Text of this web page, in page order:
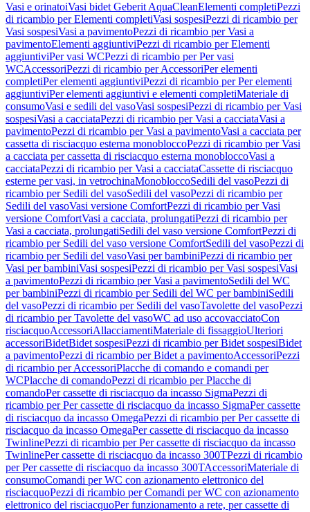
Vasi e orinatoiVasi bidet Geberit AquaCleanElementi completiPezzi
di ricambio per Elementi completiVasi sospesiPezzi di ricambio per
Vasi sospesiVasi a pavimentoPezzi di ricambio per Vasi a
pavimentoElementi aggiuntiviPezzi di ricambio per Elementi
aggiuntiviPer vasi WCPezzi di ricambio per Per vasi
WCAccessoriPezzi di ricambio per AccessoriPer elementi
completiPer elementi aggiuntiviPezzi di ricambio per Per elementi
aggiuntiviPer elementi aggiuntivi e elementi completiMateriale di
consumoVasi e sedili del vasoVasi sospesiPezzi di ricambio per Vasi
sospesiVasi a cacciataPezzi di ricambio per Vasi a cacciataVasi a
pavimentoPezzi di ricambio per Vasi a pavimentoVasi a cacciata per
cassetta di risciacquo esterna monobloccoPezzi di ricambio per Vasi
a cacciata per cassetta di risciacquo esterna monobloccoVasi a
cacciataPezzi di ricambio per Vasi a cacciataCassette di risciacquo
esterne per vasi, in vetrochinaMonobloccoSedili del vasoPezzi di
ricambio per Sedili del vasoSedili del vasoPezzi di ricambio per
Sedili del vasoVasi versione ComfortPezzi di ricambio per Vasi
versione ComfortVasi a cacciata, prolungatiPezzi di ricambio per
Vasi a cacciata, prolungatiSedili del vaso versione ComfortPezzi di
ricambio per Sedili del vaso versione ComfortSedili del vasoPezzi di
ricambio per Sedili del vasoVasi per bambiniPezzi di ricambio per
Vasi per bambiniVasi sospesiPezzi di ricambio per Vasi sospesiVasi
a pavimentoPezzi di ricambio per Vasi a pavimentoSedili del WC
per bambiniPezzi di ricambio per Sedili del WC per bambiniSedili
del vasoPezzi di ricambio per Sedili del vasoTavolette del vasoPezzi
di ricambio per Tavolette del vasoWC ad uso accovacciatoCon
risciacquoAccessoriAllacciamentiMateriale di fissaggioUlteriori
accessoriBidetBidet sospesiPezzi di ricambio per Bidet sospesiBidet
a pavimentoPezzi di ricambio per Bidet a pavimentoAccessoriPezzi
di ricambio per AccessoriPlacche di comando e comandi per
WCPlacche di comandoPezzi di ricambio per Placche di
comandoPer cassette di risciacquo da incasso SigmaPezzi di
ricambio per Per cassette di risciacquo da incasso SigmaPer cassette
di risciacquo da incasso OmegaPezzi di ricambio per Per cassette di
risciacquo da incasso OmegaPer cassette di risciacquo da incasso
TwinlinePezzi di ricambio per Per cassette di risciacquo da incasso
TwinlinePer cassette di risciacquo da incasso 300TPezzi di ricambio
per Per cassette di risciacquo da incasso 300TAccessoriMateriale di
consumoComandi per WC con azionamento elettronico del
risciacquoPezzi di ricambio per Comandi per WC con azionamento
elettronico del risciacquoPer funzionamento a rete, per cassette di